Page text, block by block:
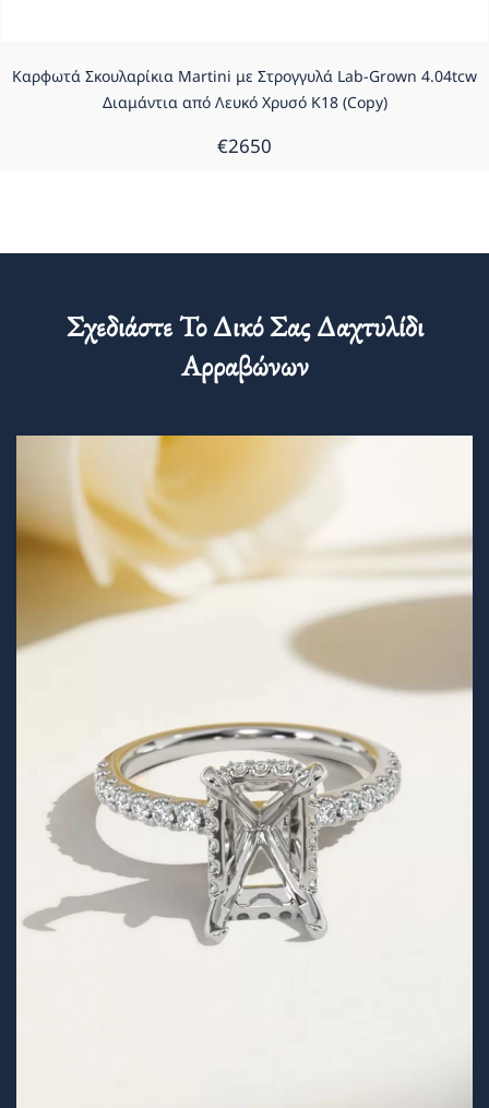
Καρφωτά Σκουλαρίκια Martini με Στρογγυλά Lab-Grown 4.04tcw
Διαμάντια από Λευκό Χρυσό K18 (Copy)
€2650
Σχεδιάστε Το Δικό Σας Δαχτυλίδι
Αρραβώνων